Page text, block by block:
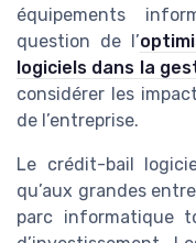
équipements
question de l’
logiciels dans la
considérer les
de l’entreprise.
Le crédit-bail
qu’aux grandes
parc informatique